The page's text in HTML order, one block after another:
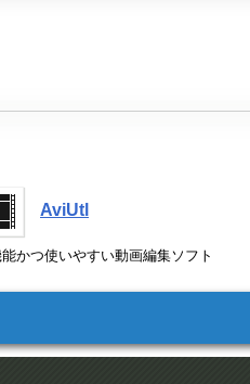
AviUtl
かつ使いやすい動画編集ソフト